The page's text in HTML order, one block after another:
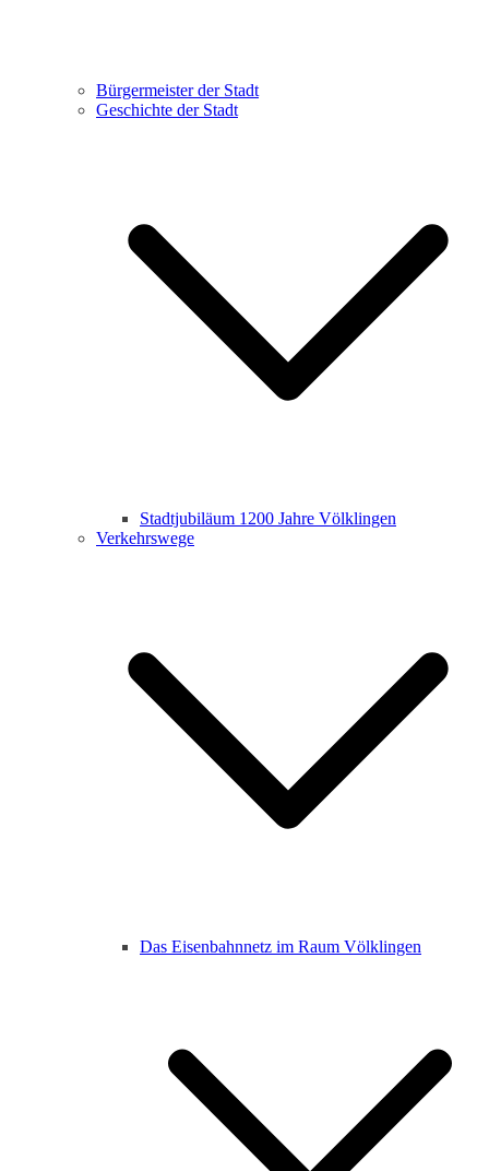
Bürgermeister der Stadt
Geschichte der Stadt
Stadtjubiläum 1200 Jahre Völklingen
Verkehrswege
Das Eisenbahnnetz im Raum Völklingen